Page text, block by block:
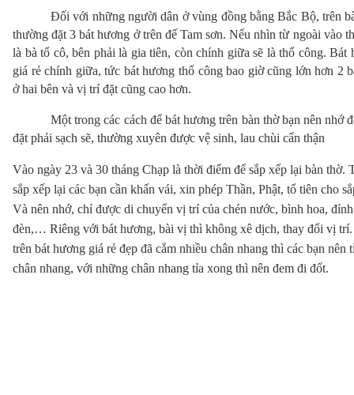
Đối với những người dân ở vùng đồng bằng Bắc Bộ, trên
thường đặt 3 bát hương ở trên đế Tam sơn. Nếu nhìn từ ngoài vào
là bà tổ cô, bên phải là gia tiên, còn chính giữa sẽ là thổ công. Bát
giá rẻ chính giữa, tức bát hương thổ công bao giờ cũng lớn hơn 2
ở hai bên và vị trí đặt cũng cao hơn.
Một trong các cách để bát hương trên bàn thờ bạn nên nhớ
đặt phải sạch sẽ, thường xuyên được vệ sinh, lau chùi cẩn thận
Vào ngày 23 và 30 tháng Chạp là thời điểm để sắp xếp lại bàn thờ.
sắp xếp lại các bạn cần khấn vái, xin phép Thần, Phật, tổ tiên cho
Và nên nhớ, chỉ được di chuyển vị trí của chén nước, bình hoa,
đèn,… Riêng với bát hương, bài vị thì không xê dịch, thay đổi vị
trên bát hương giá rẻ đẹp đã cắm nhiều chân nhang thì các bạn nên
chân nhang, với những chân nhang tỉa xong thì nên đem đi đốt.